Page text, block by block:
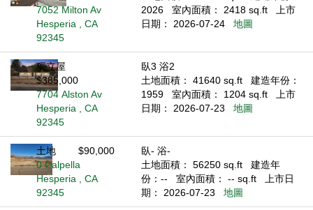
7052 Milton Av
Hesperia , CA
92345
2026
室內面積： 2418 sq.ft
上市
日期： 2026-07-24
地圖
獨立屋
$385,000
7704 Alston Av
Hesperia , CA
92345
臥3 浴2
土地面積： 41640 sq.ft
建造年份：
1959
室內面積： 1204 sq.ft
上市
日期： 2026-07-23
地圖
土地
$90,000
0 Calpella
Hesperia , CA
92345
臥- 浴-
土地面積： 56250 sq.ft
建造年
份：--
室內面積： -- sq.ft
上市日
期： 2026-07-23
地圖